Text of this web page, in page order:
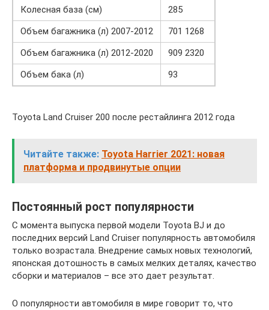
Колесная база (см)
285
Объем багажника (л) 2007-2012
701 1268
Объем багажника (л) 2012-2020
909 2320
Объем бака (л)
93
Toyota Land Cruiser 200 после рестайлинга 2012 года
Читайте также: Toyota Harrier 2021: новая
платформа и продвинутые опции
Постоянный рост популярности
С момента выпуска первой модели Toyota BJ и до
последних версий Land Cruiser популярность автомобиля
только возрастала. Внедрение самых новых технологий,
японская дотошность в самых мелких деталях, качество
сборки и материалов – все это дает результат.
О популярности автомобиля в мире говорит то, что